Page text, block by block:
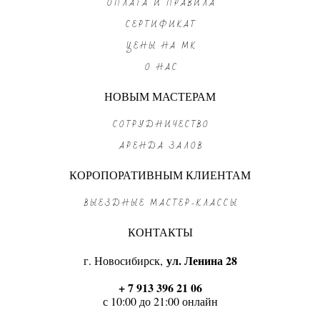
ОПЛАТА И ПРАВИЛА
СЕРТИФИКАТ
ЦЕНЫ НА МК
О НАС
НОВЫМ МАСТЕРАМ
СОТРУДНИЧЕСТВО
АРЕНДА ЗАЛОВ
КОРОПОРАТИВНЫМ КЛИЕНТАМ
ВЫЕЗДНЫЕ МАСТЕР-КЛАССЫ
КОНТАКТЫ
г. Новосибирск, ул. Ленина 28
+ 7 913 396 21 06
с 10:00 до 21:00 онлайн